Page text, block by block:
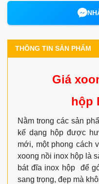
THÔNG TIN SẢN PHẨM
Giá
hộp
Nằm trong các sản
kế dạng hộp được
mới, một phong cách
xoong nồi inox hộp là
bát đĩa inox hộp để
sang trọng, đẹp mà